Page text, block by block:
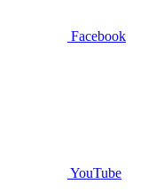
Facebook
YouTube